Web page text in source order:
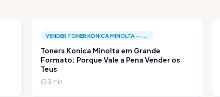
VENDER TONER KONICA MINOLTA —...
Toners Konica Minolta em Grande
Formato: Porque Vale a Pena Vender os
Teus
3 min